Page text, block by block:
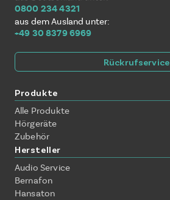
0800 234 4321
aus dem Ausland unter:
+49 30 8379 6969
Rückrufservice
Produkte
Alle Produkte
Hörgeräte
Zubehör
Hersteller
Audio Service
Bernafon
Hansaton